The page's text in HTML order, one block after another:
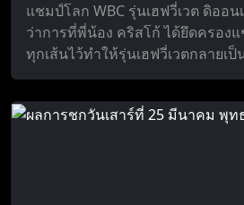
แชมป์โลก WBC รุ่นเฮฟวี่เวต ดิออน
ว่าการที่พี่น้อง คริสโก้ ได้ยึดครอง
ทุกเส้นไว้ทำให้รุ่นเฮฟวี่เวตกลายเป็